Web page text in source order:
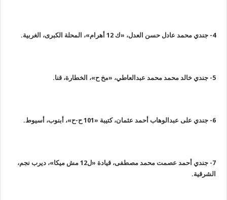
4- جندي محمد عادل حسن العدل، «ك 12 أهرام»، المحلة الكبرى، الغربية .
5- جندي خالد محمد محمد عبدالعاطي، «مخ ح»، الخطارة، قنا.
6- جندي على عبدالوهاب أحمد عثمان، كتيبة «101 ح-ح»، أبنوب، أسيوط .
7-
جندي أحمد عصمت محمد مصطفى، قيادة «ل12 مش ميكا»، ديرب نجم،
الشرقية.